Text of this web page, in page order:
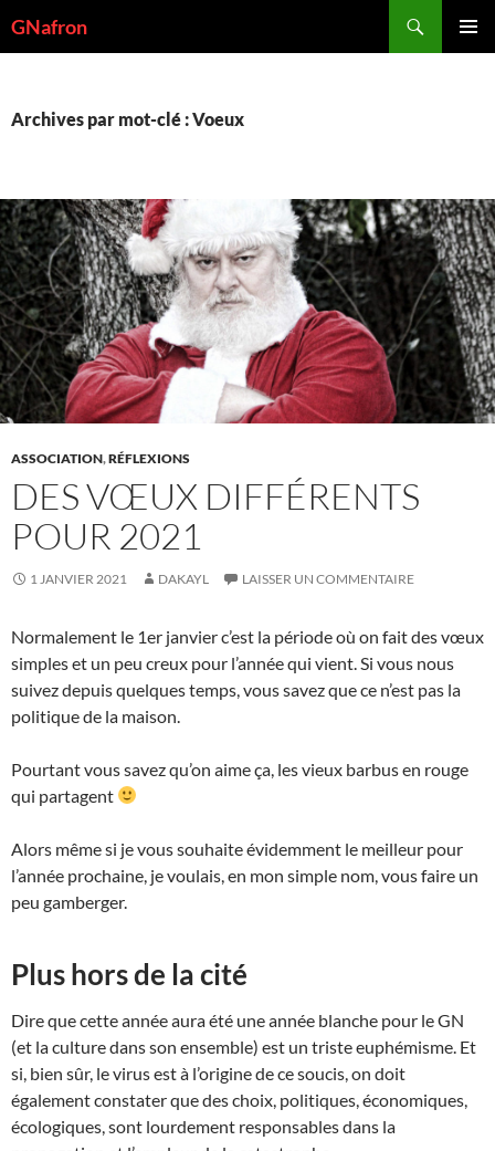
auGNafron
Archives par mot-clé : Voeux
ASSOCIATION,RÉFLEXIONS
DES VŒUX DIFFÉRENTS
POUR 2021
1 JANVIER 2021 DAKAYL LAISSER UN COMMENTAIRE
Normalement le 1er janvier c’est la période où on fait des vœux
simples et un peu creux pour l’année qui vient. Si vous nous
suivez depuis quelques temps, vous savez que ce n’est pas la
politique de la maison.
Pourtant vous savez qu’on aime ça, les vieux barbus en rouge
qui partagent
Alors même si je vous souhaite évidemment le meilleur pour
l’année prochaine, je voulais, en mon simple nom, vous faire un
peu gamberger.
Plus hors de la cité
Dire que cette année aura été une année blanche pour le GN
(et la culture dans son ensemble) est un triste euphémisme. Et
si, bien sûr, le virus est à l’origine de ce soucis, on doit
également constater que des choix, politiques, économiques,
écologiques, sont lourdement responsables dans la